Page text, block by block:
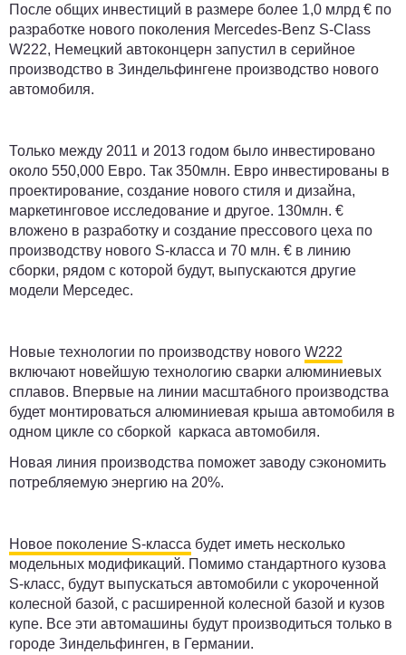
После общих инвестиций в размере более 1,0 млрд € по
разработке нового поколения Mercedes-Benz S-Class
W222, Немецкий автоконцерн запустил в серийное
производство в Зиндельфингене производство нового
автомобиля.
Только между 2011 и 2013 годом было инвестировано
около 550,000 Евро. Так 350млн. Евро инвестированы в
проектирование, создание нового стиля и дизайна,
маркетинговое исследование и другое. 130млн. €
вложено в разработку и создание прессового цеха по
производству нового S-класса и 70 млн. € в линию
сборки, рядом с которой будут, выпускаются другие
модели Мерседес.
Новые технологии по производству нового W222
включают новейшую технологию сварки алюминиевых
сплавов. Впервые на линии масштабного производства
будет монтироваться алюминиевая крыша автомобиля в
одном цикле со сборкой каркаса автомобиля.
Новая линия производства поможет заводу сэкономить
потребляемую энергию на 20%.
Новое поколение S-класса будет иметь несколько
модельных модификаций. Помимо стандартного кузова
S-класс, будут выпускаться автомобили с укороченной
колесной базой, с расширенной колесной базой и кузов
купе. Все эти автомашины будут производиться только в
городе Зиндельфинген, в Германии.